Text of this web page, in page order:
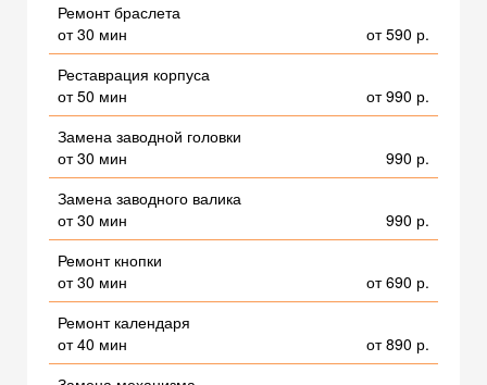
Ремонт браслета
от 30 мин
от 590 р.
Реставрация корпуса
от 50 мин
от 990 р.
Замена заводной головки
от 30 мин
990 р.
Замена заводного валика
от 30 мин
990 р.
Ремонт кнопки
от 30 мин
от 690 р.
Ремонт календаря
от 40 мин
от 890 р.